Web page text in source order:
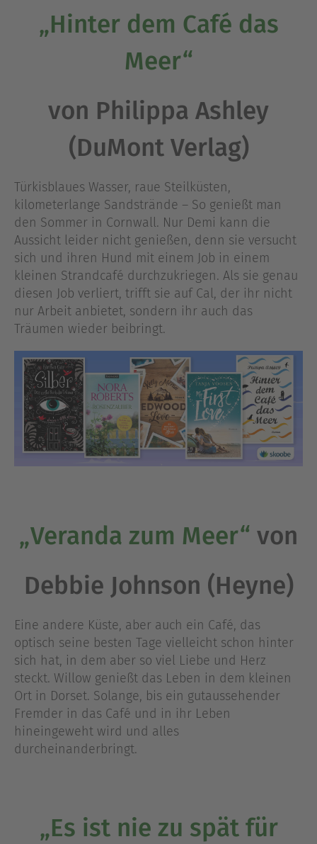
„Hinter dem Café das
Meer“
von Philippa Ashley
(DuMont Verlag)
Türkisblaues Wasser, raue Steilküsten,
kilometerlange Sandstrände – So genießt man
den Sommer in Cornwall. Nur Demi kann die
Aussicht leider nicht genießen, denn sie versucht
sich und ihren Hund mit einem Job in einem
kleinen Strandcafé durchzukriegen. Als sie genau
diesen Job verliert, trifft sie auf Cal, der ihr nicht
nur Arbeit anbietet, sondern ihr auch das
Träumen wieder beibringt.
„Veranda zum Meer“ von
Debbie Johnson (Heyne)
Eine andere Küste, aber auch ein Café, das
optisch seine besten Tage vielleicht schon hinter
sich hat, in dem aber so viel Liebe und Herz
steckt. Willow genießt das Leben in dem kleinen
Ort in Dorset. Solange, bis ein gutaussehender
Fremder in das Café und in ihr Leben
hineingeweht wird und alles
durcheinanderbringt.
„Es ist nie zu spät für